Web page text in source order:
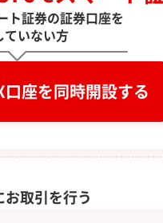
ト証券の証券口座を
ていない方
口座を同時開設する
お取引を行う